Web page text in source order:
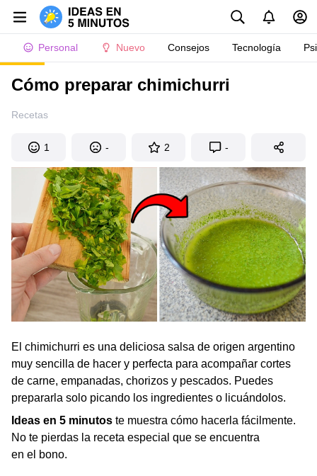
Personal Nuevo Consejos Tecnología
Cómo preparar chimichurri
Recetas
1 - 2 -
El chimichurri es una deliciosa salsa de origen argentino
muy sencilla de hacer y perfecta para acompañar cortes
de carne, empanadas, chorizos y pescados. Puedes
prepararla solo picando los ingredientes o licuándolos.
Ideas en 5 minutos te muestra cómo hacerla fácilmente.
No te pierdas la receta especial que se encuentra
en el bono.